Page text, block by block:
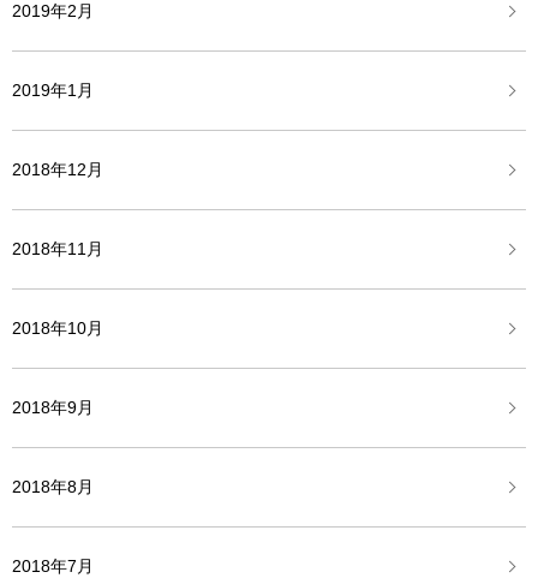
2019年2月
2019年1月
2018年12月
2018年11月
2018年10月
2018年9月
2018年8月
2018年7月